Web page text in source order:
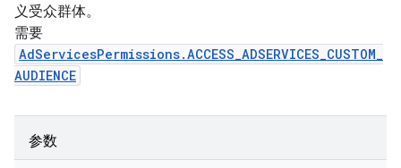
义受众群体。
需要
AdServicesPermissions.ACCESS_ADSERVICES_CUSTOM_
AUDIENCE
参数